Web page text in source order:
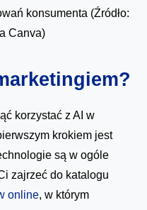
konsumenta (Źródło:
Canva)
korzystać z AI w
krokiem jest
są w ogóle
zajrzeć do katalogu
online, w którym